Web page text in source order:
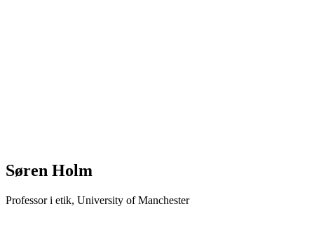
Søren Holm
Professor i etik, University of Manchester